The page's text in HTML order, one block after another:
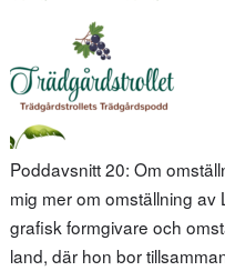
Poddavsnitt 20: Om
mig mer om omställning
grafisk formgivare och
land, där hon bor